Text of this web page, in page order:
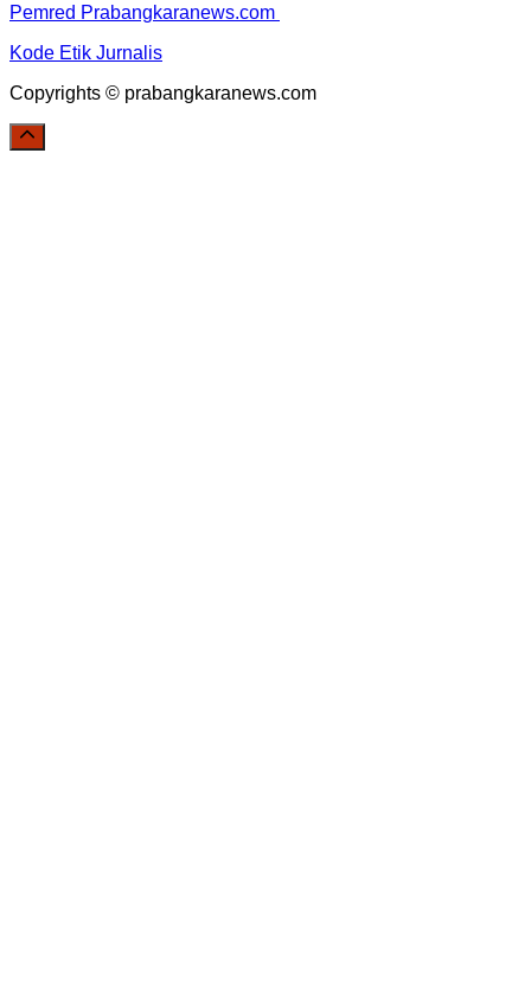
Pemred Prabangkaranews.com
Kode Etik Jurnalis
Copyrights © prabangkaranews.com